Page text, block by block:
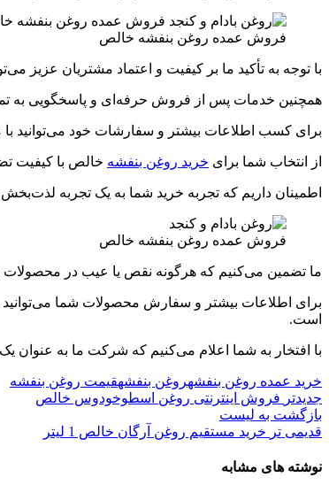
فروش عمده روغن بنفشه خالص
با توجه به تأکید ما بر کیفیت و اعتماد مشتریان عزیز
همچنین خدمات پس از فروش حرفه‌ای و پاسخگویی به
برای کسب اطلاعات بیشتر و سفارشات خود می‌توانید با
از انتخاب شما برای خرید روغن بنفشه خالص با کیفیت
اطمینان داریم که تجربه خرید شما به یک تجربه
فروش عمده روغن بنفشه خالص
ما تضمین می‌کنیم که هرگونه نقص یا عیب در محصولات
برای اطلاعات بیشتر و سفارش محصولات شما
است.
با افتخار به شما اعلام می‌کنیم که شرکت ما به عنوان
خرید عمده روغن بنفشهروغن بنفشهقیمت روغن بنفشه
جدیدتر فروش اینترنتی روغن اسطوخودوس خالص
بازگشت به لیست
قدیمی تر خرید مستقیم روغن آرگان خالص 1 لیتر
نوشته های مشابه